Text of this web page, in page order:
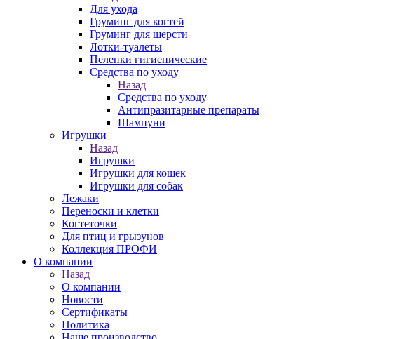
Для ухода
Груминг для когтей
Груминг для шерсти
Лотки-туалеты
Пеленки гигиенические
Средства по уходу
Назад
Средства по уходу
Антипразитарные препараты
Шампуни
Игрушки
Назад
Игрушки
Игрушки для кошек
Игрушки для собак
Лежаки
Переноски и клетки
Когтеточки
Для птиц и грызунов
Коллекция ПРОФИ
О компании
Назад
О компании
Новости
Сертификаты
Политика